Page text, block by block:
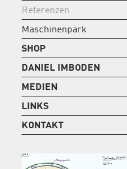
Referenzen
Maschinenpark
SHOP
DANIEL IMBODEN
MEDIEN
LINKS
KONTAKT